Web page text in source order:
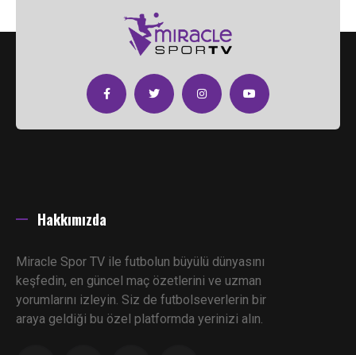
Hakkımızda
Miracle Spor TV ile futbolun büyülü dünyasını
keşfedin, en güncel maç özetlerini ve uzman
yorumlarını izleyin. Siz de futbolseverlerin bir
araya geldiği bu özel platformda yerinizi alın.